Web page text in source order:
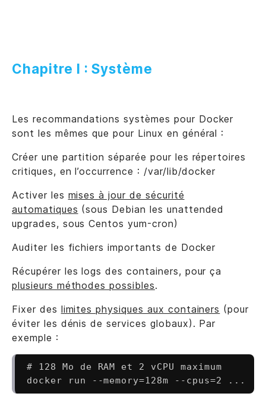
Chapitre I : Système
Les recommandations systèmes pour Docker
sont les mêmes que pour Linux en général :
Créer une partition séparée pour les répertoires
critiques, en l’occurrence : /var/lib/docker
Activer les mises à jour de sécurité
automatiques (sous Debian les unattended
upgrades, sous Centos yum-cron)
Auditer les fichiers importants de Docker
Récupérer les logs des containers, pour ça
plusieurs méthodes possibles.
Fixer des limites physiques aux containers (pour
éviter les dénis de services globaux). Par
exemple :
# 128 Mo de RAM et 2 vCPU maximum